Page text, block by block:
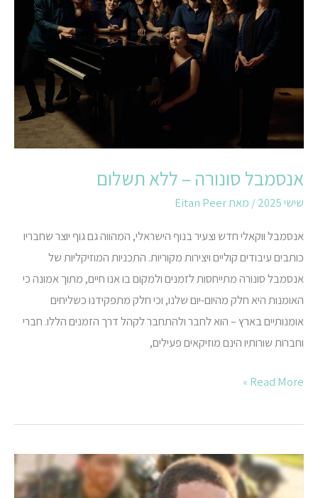
אנסמבל סונורה – ללא תשלום
שישי 2025 / מאתEitan Peer
אנסמבל ווקאלי חדש וצעיר בנוף הישראלי, המהווה גם גוף יוצר שחבריו
כותבים עיבודים קוליים ויצירות מקוריות. התכניות המוזיקליות של
אנסמבל סונורה מתייחסות לזמנים ולמקום בו אנו חיים, מתוך אמונה כי
האומנות היא חלק מהיום-יום שלנו, וכי חלק מתפקידנו כשליחים
אומנותיים בארץ – הוא לחבר ולהתחבר לקהל דרך הזמנים הללו. חברי
וחברות שורותיו הינם מוזיקאים פעילים,
Read More »
זוכרים